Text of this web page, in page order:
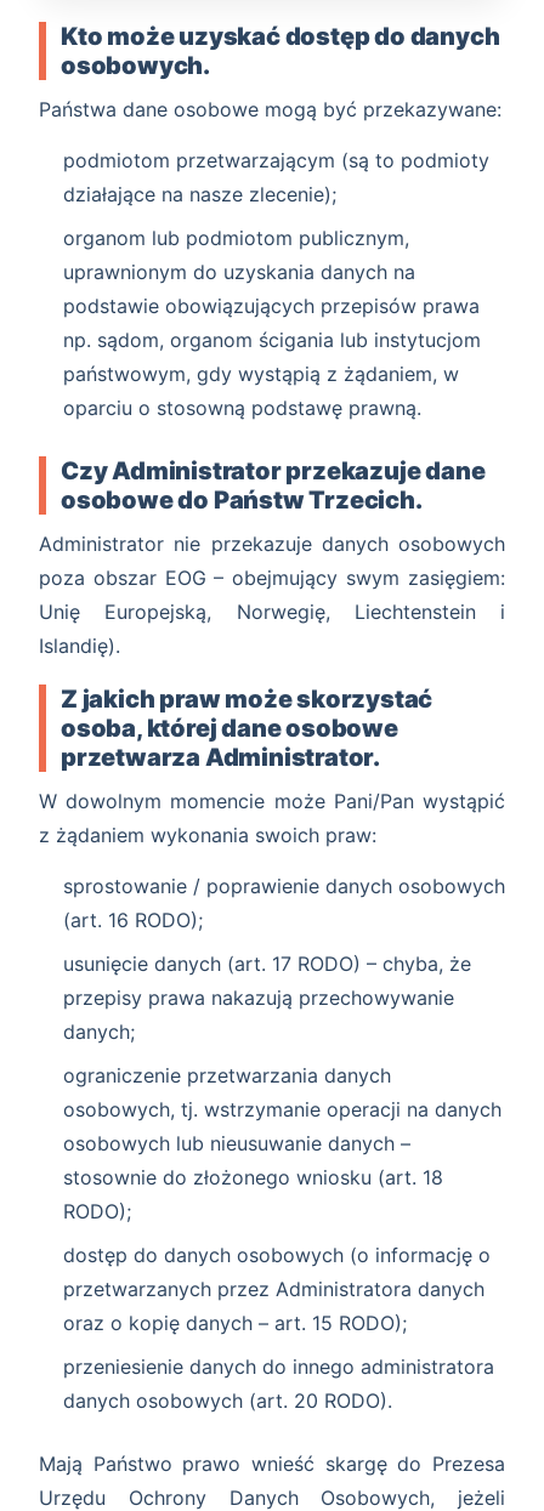
Kto może uzyskać dostęp do danych
osobowych.
Państwa dane osobowe mogą być przekazywane:
podmiotom przetwarzającym (są to podmioty
działające na nasze zlecenie);
organom lub podmiotom publicznym,
uprawnionym do uzyskania danych na
podstawie obowiązujących przepisów prawa
np. sądom, organom ścigania lub instytucjom
państwowym, gdy wystąpią z żądaniem, w
oparciu o stosowną podstawę prawną.
Czy Administrator przekazuje dane
osobowe do Państw Trzecich.
Administrator nie przekazuje danych osobowych
poza obszar EOG – obejmujący swym zasięgiem:
Unię Europejską, Norwegię, Liechtenstein i
Islandię).
Z jakich praw może skorzystać
osoba, której dane osobowe
przetwarza Administrator.
W dowolnym momencie może Pani/Pan wystąpić
z żądaniem wykonania swoich praw:
sprostowanie / poprawienie danych osobowych
(art. 16 RODO);
usunięcie danych (art. 17 RODO) – chyba, że
przepisy prawa nakazują przechowywanie
danych;
ograniczenie przetwarzania danych
osobowych, tj. wstrzymanie operacji na danych
osobowych lub nieusuwanie danych –
stosownie do złożonego wniosku (art. 18
RODO);
dostęp do danych osobowych (o informację o
przetwarzanych przez Administratora danych
oraz o kopię danych – art. 15 RODO);
przeniesienie danych do innego administratora
danych osobowych (art. 20 RODO).
Mają Państwo prawo wnieść skargę do Prezesa
Urzędu Ochrony Danych Osobowych, jeżeli